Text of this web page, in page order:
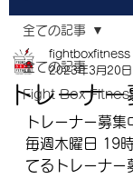
全ての記事
Fight Box
全ての記事
トレーナー
fightboxfitness
2023年3月20日
トレーナー募集
毎週木曜日 19
てるトレーナー